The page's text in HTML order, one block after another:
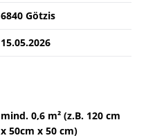
6840 Götzis
15.05.2026
mind. 0,6 m² (z.B. 120 cm
x 50cm x 50 cm)